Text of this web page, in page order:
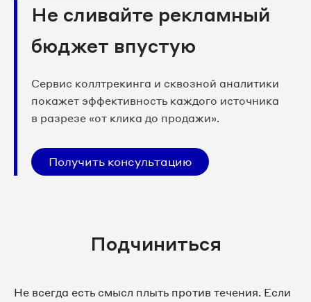
Не сливайте рекламный
бюджет впустую
Сервис коллтрекинга и сквозной аналитики
покажет эффективность каждого источника
в разрезе «от клика до продажи».
Получить консультацию
Подчиниться
Не всегда есть смысл плыть против течения. Если